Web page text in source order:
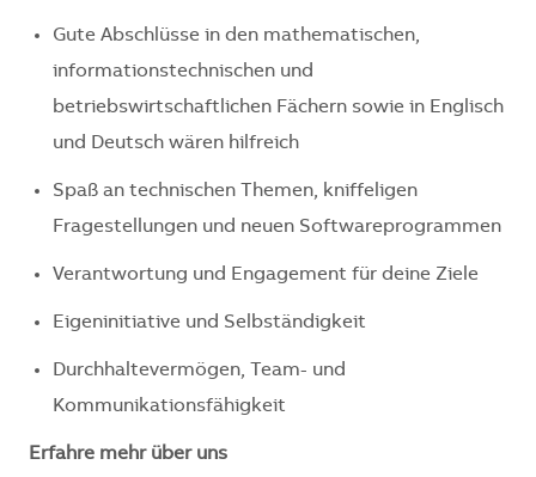
Gute Abschlüsse in den mathematischen,
informationstechnischen und
betriebswirtschaftlichen Fächern sowie in Englisch
und Deutsch wären hilfreich
Spaß an technischen Themen, kniffeligen
Fragestellungen und neuen Softwareprogrammen
Verantwortung und Engagement für deine Ziele
Eigeninitiative und Selbständigkeit
Durchhaltevermögen, Team- und
Kommunikationsfähigkeit
Erfahre mehr über uns